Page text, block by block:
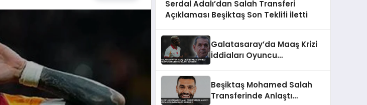
Serdal Adalı’dan Salah Transferi
Açıklaması Beşiktaş Son Teklifi İletti
Galatasaray’da Maaş Krizi
İddiaları Oyuncu
Beşiktaş Mohamed Salah
Transferinde Anlaştı